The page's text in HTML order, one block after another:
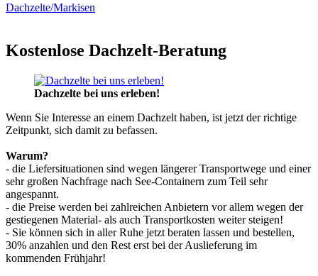
Dachzelte/Markisen
Kostenlose Dachzelt-Beratung
Dachzelte bei uns erleben!
Wenn Sie Interesse an einem Dachzelt haben, ist jetzt der richtige
Zeitpunkt, sich damit zu befassen.
Warum?
- die Liefersituationen sind wegen längerer Transportwege und einer
sehr großen Nachfrage nach See-Containern zum Teil sehr
angespannt.
- die Preise werden bei zahlreichen Anbietern vor allem wegen der
gestiegenen Material- als auch Transportkosten weiter steigen!
- Sie können sich in aller Ruhe jetzt beraten lassen und bestellen,
30% anzahlen und den Rest erst bei der Auslieferung im
kommenden Frühjahr!